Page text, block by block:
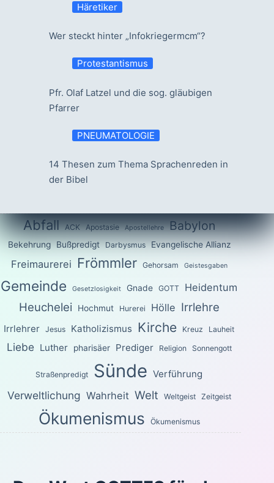
Häretiker
Wer steckt hinter „Infokriegermcm“?
Protestantismus
Pfr. Olaf Latzel und die sog. gläubigen
Pfarrer
PNEUMATOLOGIE
14 Thesen zum Thema Sprachenreden in
der Bibel
Abfall ACK Apostasie Apostellehre Babylon
Bekehrung Bußpredigt Darbysmus Evangelische Allianz
Freimaurerei Frömmler Gehorsam Geistesgaben
Gemeinde Gesetzlosigkeit Gnade GOTT Heidentum
Heuchelei Hochmut Hurerei Hölle Irrlehre
Irrlehrer Jesus Katholizismus Kirche Kreuz Lauheit
Liebe Luther pharisäer Prediger Religion Sonnengott
Straßenpredigt Sünde Verführung
Verweltlichung Wahrheit Welt Weltgeist Zeitgeist
Ökumenismus Ökumenismus